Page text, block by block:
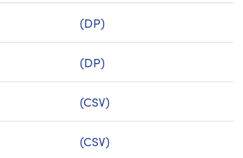
(DP)
(DP)
(CSV)
(CSV)